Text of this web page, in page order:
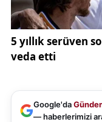
Google'da
— haberlerimizi